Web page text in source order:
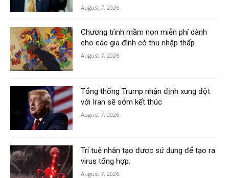
August 7, 2026
Chương trình mầm non miễn phí dành
cho các gia đình có thu nhập thấp
August 7, 2026
Tổng thống Trump nhận định xung đột
với Iran sẽ sớm kết thúc
August 7, 2026
Trí tuệ nhân tạo được sử dụng để tạo ra
virus tổng hợp.
August 7, 2026